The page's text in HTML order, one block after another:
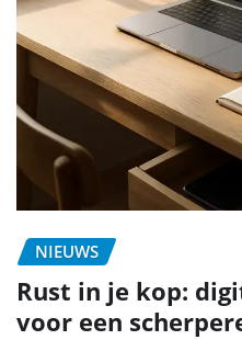
NIEUWS
Rust in je kop:
voor een